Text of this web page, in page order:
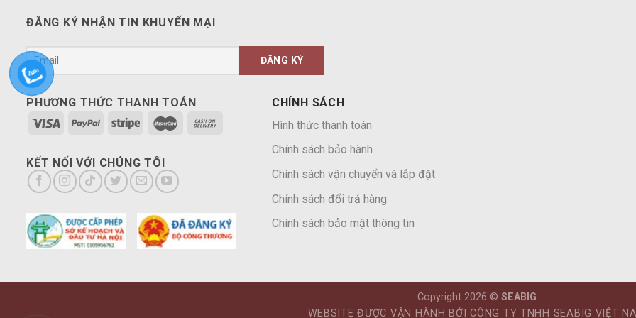
ĐĂNG KÝ NHẬN TIN KHUYẾN MẠI
PHƯƠNG THỨC THANH TOÁN
KẾT NỐI VỚI CHÚNG TÔI
CHÍNH SÁCH
Hình thức thanh toán
Chính sách bảo hành
Chính sách vận chuyển và lắp đặt
Chính sách đổi trả hàng
Chính sách bảo mật thông tin
Copyright 2026 © SEABIG
WEBSITE ĐƯỢC VẬN HÀNH BỞI CÔNG TY TNHH SEABIG VIỆT